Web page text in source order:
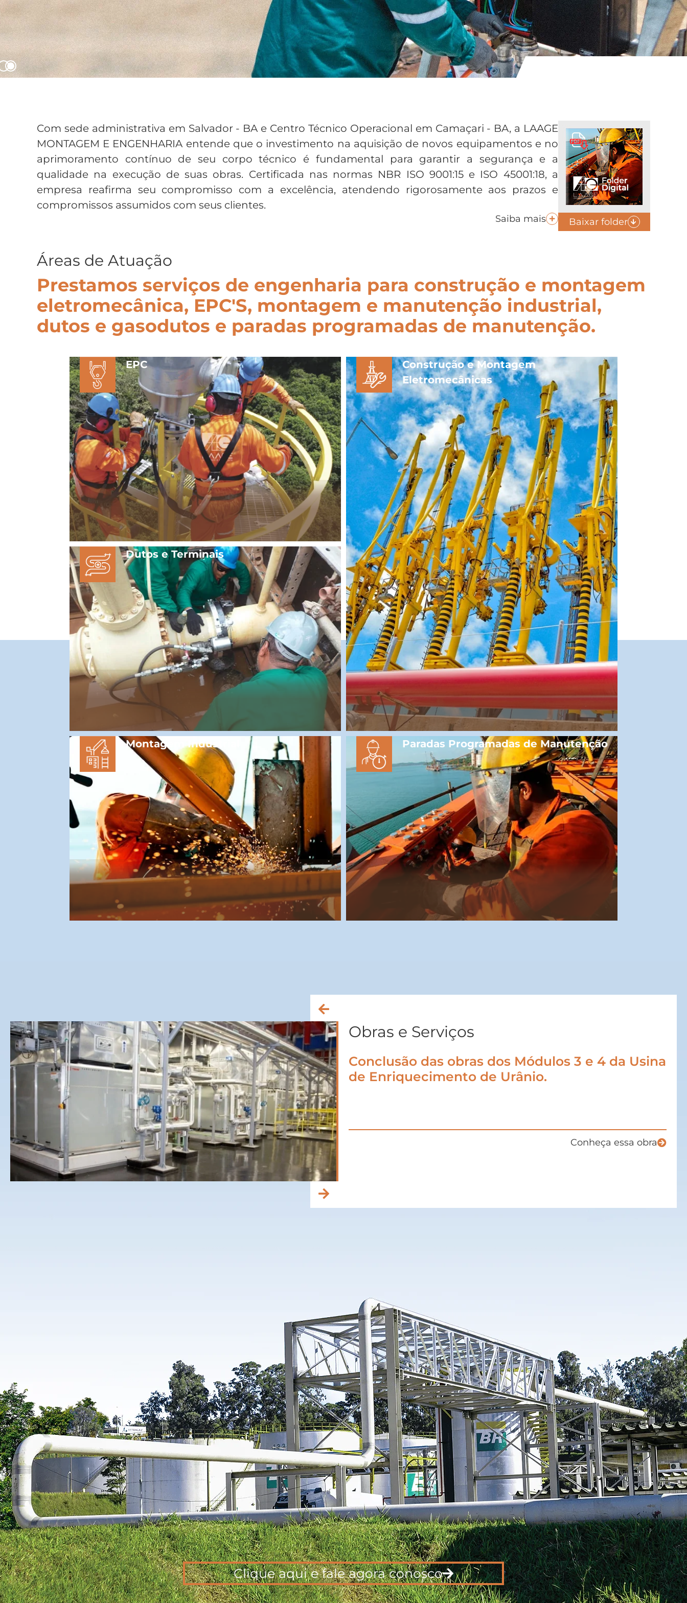
0 1
Com sede administrativa em Salvador - BA e Centro Técnico Operacional em Camaçari - BA, a LAAGE
MONTAGEM E ENGENHARIA entende que o investimento na aquisição de novos equipamentos e no
aprimoramento contínuo de seu corpo técnico é fundamental para garantir a segurança e a
qualidade na execução de suas obras. Certificada nas normas NBR ISO 9001:15 e ISO 45001:18, a
empresa reafirma seu compromisso com a excelência, atendendo rigorosamente aos prazos e
compromissos assumidos com seus clientes.
Saiba mais Baixar folder
Áreas de Atuação
Prestamos serviços de engenharia para construção e montagem
eletromecânica, EPC'S, montagem e manutenção industrial,
dutos e gasodutos e paradas programadas de manutenção.
EPC
Dutos e Terminais
Construção e Montagem
Eletromecânicas
Montagem Industrial Paradas Programadas de Manutenção
Obras e Serviços
Conclusão das obras dos Módulos 3 e 4 da Usina
de Enriquecimento de Urânio.
Conheça essa obra
Clique aqui e fale agora conosco